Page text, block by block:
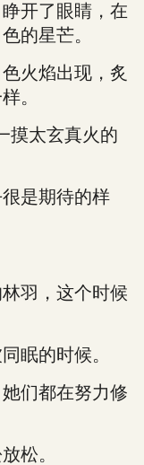
开了眼睛，在
的星芒。
火焰出现，炙
。
太玄真火的
是期待的样
羽，这个时候
眠的时候。
们都在努力修
松。